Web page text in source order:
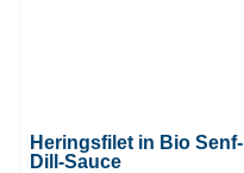
Heringsfilet in Bio Senf-
Dill-Sauce